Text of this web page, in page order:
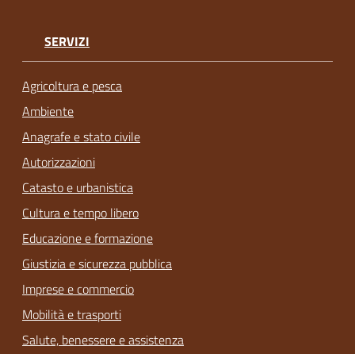
SERVIZI
Agricoltura e pesca
Ambiente
Anagrafe e stato civile
Autorizzazioni
Catasto e urbanistica
Cultura e tempo libero
Educazione e formazione
Giustizia e sicurezza pubblica
Imprese e commercio
Mobilità e trasporti
Salute, benessere e assistenza